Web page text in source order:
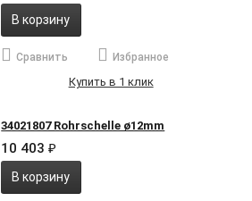
В корзину
Сравнить Избранное
Купить в 1 клик
34021807 Rohrschelle ø12mm
10 403₽
В корзину